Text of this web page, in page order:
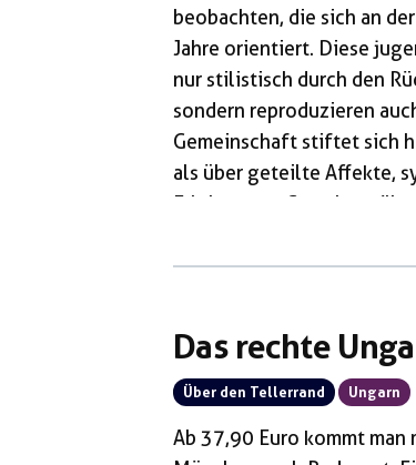
beobachten, die sich an
Jahre orientiert. Diese
nur stilistisch durch den
sondern reproduzieren
Gemeinschaft stiftet sich
als über geteilte Affekte,
Erleben von
„Defend Austria“,
Das rechte
Über den Tellerrand Ungarn
Ab 37,90 Euro kommt man